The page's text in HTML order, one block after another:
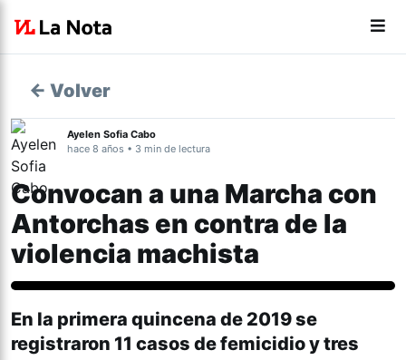
← Volver
Ayelen Sofia Cabo
hace 8 años • 3 min de lectura
Convocan a una Marcha con
Antorchas en contra de la
violencia machista
En la primera quincena de 2019 se
registraron 11 casos de femicidio y tres